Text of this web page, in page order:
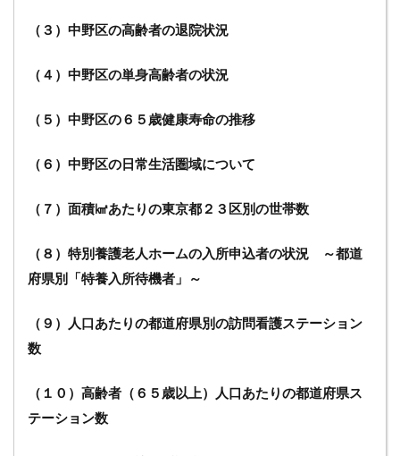
（３）中野区の高齢者の退院状況
（４）中野区の単身高齢者の状況
（５）中野区の６５歳健康寿命の推移
（６）中野区の日常生活圏域について
（７）面積㎢あたりの東京都２３区別の世帯数
（８）特別養護老人ホームの入所申込者の状況 ～都道
府県別「特養入所待機者」～
（９）人口あたりの都道府県別の訪問看護ステーション
数
（１０）高齢者（６５歳以上）人口あたりの都道府県ス
テーション数